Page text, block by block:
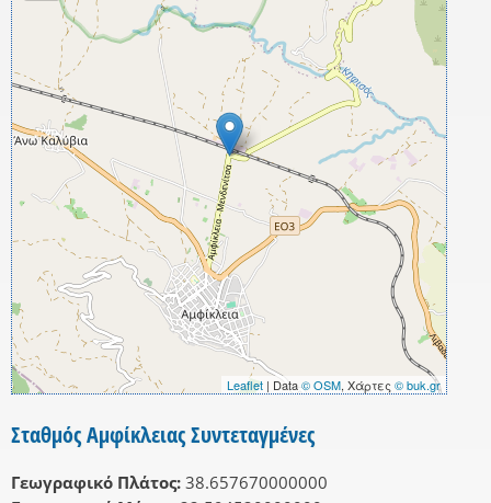
Leaflet | Data© OSM, Χάρτες © buk.gr
Σταθμός Αμφίκλειας Συντεταγμένες
Γεωγραφικό Πλάτος: 38.657670000000